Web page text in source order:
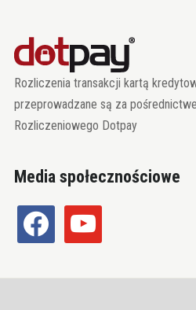
Rozliczenia transakcji kartą
przeprowadzane są za
Rozliczeniowego Dotpay
Media społecznościowe
facebook youtube